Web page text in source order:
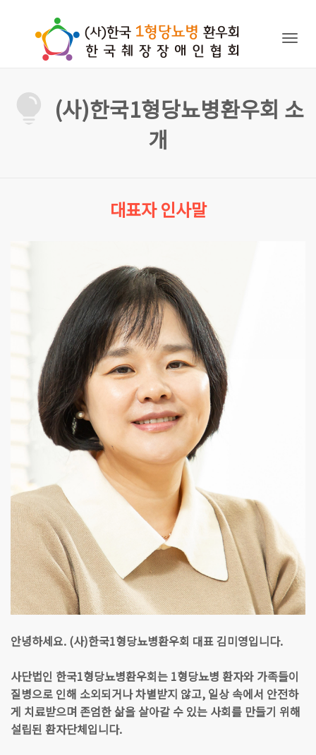
(사)한국1형당뇨병환우회 소
개
대표자 인사말
안녕하세요. (사)한국1형당뇨병환우회 대표 김미영입니다.
사단법인 한국1형당뇨병환우회는 1형당뇨병 환자와 가족들이
질병으로 인해 소외되거나 차별받지 않고, 일상 속에서 안전하
게 치료받으며 존엄한 삶을 살아갈 수 있는 사회를 만들기 위해
설립된 환자단체입니다.